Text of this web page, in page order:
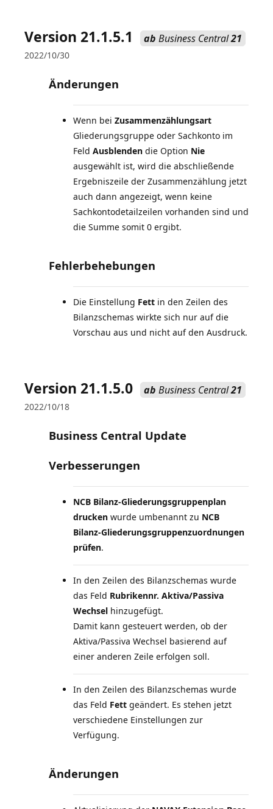
Version 21.1.5.1 ab Business Central21
2022/10/30
Änderungen
Wenn bei Zusammenzählungsart
Gliederungsgruppe oder Sachkonto im
Feld Ausblenden die Option Nie
ausgewählt ist, wird die abschließende
Ergebniszeile der Zusammenzählung jetzt
auch dann angezeigt, wenn keine
Sachkontodetailzeilen vorhanden sind und
die Summe somit 0 ergibt.
Fehlerbehebungen
Die Einstellung Fett in den Zeilen des
Bilanzschemas wirkte sich nur auf die
Vorschau aus und nicht auf den Ausdruck.
Version 21.1.5.0 ab Business Central21
2022/10/18
Business Central Update
Verbesserungen
NCB Bilanz-Gliederungsgruppenplan
drucken wurde umbenannt zu NCB
Bilanz-Gliederungsgruppenzuordnungen
prüfen.
In den Zeilen des Bilanzschemas wurde
das Feld Rubrikennr. Aktiva/Passiva
Wechsel hinzugefügt.
Damit kann gesteuert werden, ob der
Aktiva/Passiva Wechsel basierend auf
einer anderen Zeile erfolgen soll.
In den Zeilen des Bilanzschemas wurde
das Feld Fett geändert. Es stehen jetzt
verschiedene Einstellungen zur
Verfügung.
Änderungen